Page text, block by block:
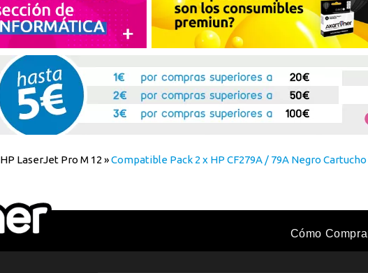
HP LaserJet Pro M 12 »Compatible Pack 2 x HP CF279A / 79A Negro
Cómo